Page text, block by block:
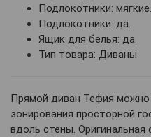
Подлокотники: мягкие.
Подлокотники: да.
Ящик для белья: да.
Тип товара: Диваны
Прямой диван Тефия можно
зонирования просторной
вдоль стены.